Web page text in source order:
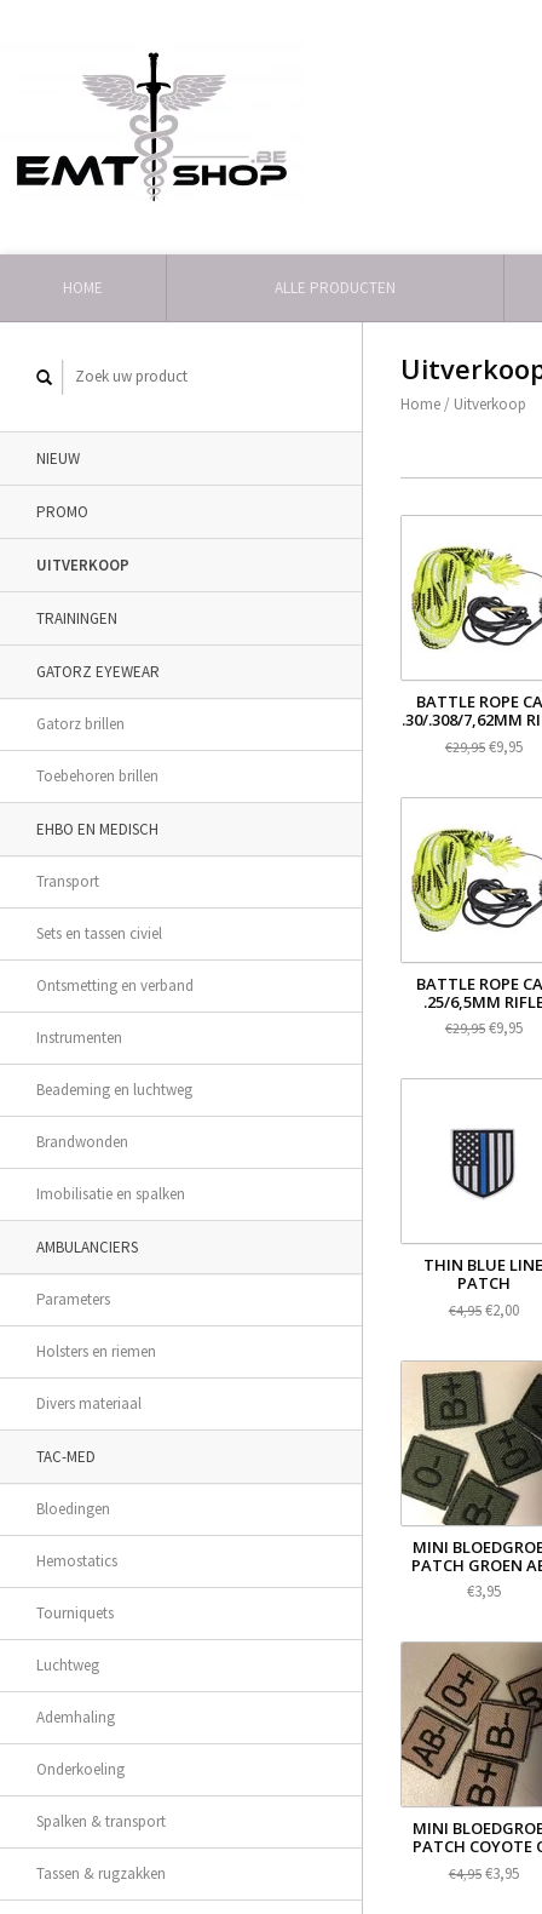
HOME ALLE PRODUCTEN
NIEUW
PROMO
UITVERKOOP
TRAININGEN
GATORZ EYEWEAR
Gatorz brillen
Toebehoren brillen
EHBO EN MEDISCH
Transport
Sets en tassen civiel
Ontsmetting en verband
Instrumenten
Beademing en luchtweg
Brandwonden
Imobilisatie en spalken
AMBULANCIERS
Parameters
Holsters en riemen
Divers materiaal
TAC-MED
Bloedingen
Hemostatics
Tourniquets
Luchtweg
Ademhaling
Onderkoeling
Spalken & transport
Tassen & rugzakken
Home / Uitverkoop
BATTLE ROPE
.30/.308/7,62MM
€29,95€9,95
BATTLE ROPE
.25/6,5MM
€29,95€9,95
THIN BLUE
PATCH
€4,95€2,00
MINI
PATCH GROEN
€3,95
MINI
PATCH COYOTE
€4,95€3,95